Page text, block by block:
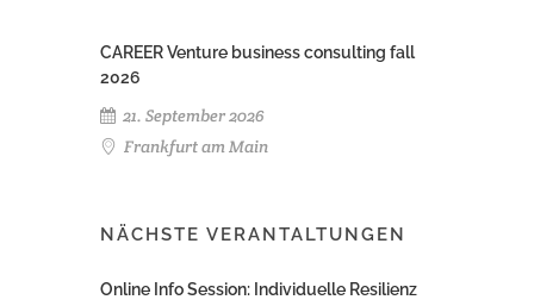
CAREER Venture business consulting fall
2026
21. September 2026
Frankfurt am Main
NÄCHSTE VERANTALTUNGEN
Online Info Session: Individuelle Resilienz